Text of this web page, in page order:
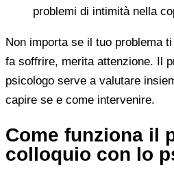
problemi di intimità nella
Non importa se il tuo problema
fa soffrire, merita attenzione. Il
psicologo serve a valutare
capire se e come intervenire.
Come funziona il
colloquio con lo